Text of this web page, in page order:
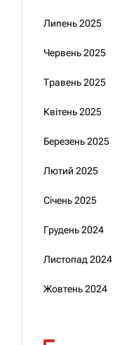
Липень 2025
Червень 2025
Травень 2025
Квітень 2025
Березень 2025
Лютий 2025
Січень 2025
Грудень 2024
Листопад 2024
Жовтень 2024